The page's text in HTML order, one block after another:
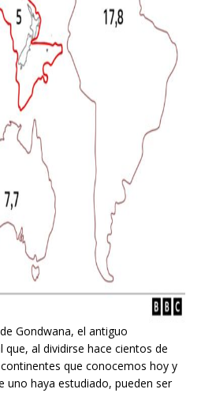
Gondwana, el antiguo
al dividirse hace cientos de
que conocemos hoy y
uno haya estudiado, pueden ser